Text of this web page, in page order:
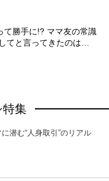
て勝手に!? ママ友の常識
てと言ってきたのは…
集
潜む“人身取引”のリアル